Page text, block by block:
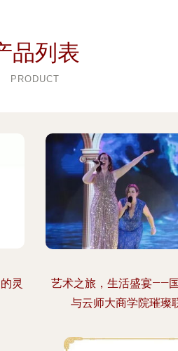
品列表
PRODUCT
灵
艺术之旅，生活盛宴——
与云师大商学院璀璨